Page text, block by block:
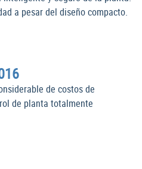
a pesar del diseño compacto.
de costos de
de planta totalmente